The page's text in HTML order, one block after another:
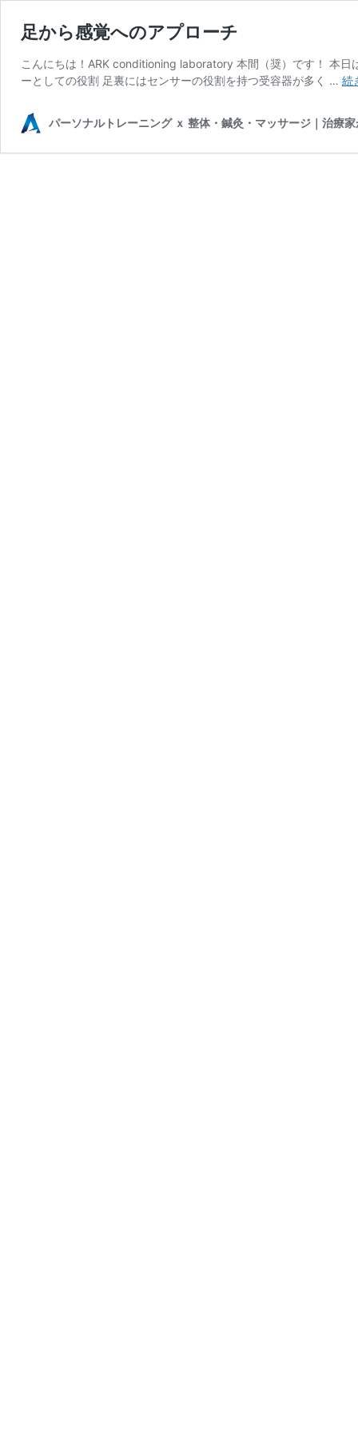
足から感覚へのアプローチ
こんにちは！ARK conditioning laboratory 本間（奨）です！ 本
ーとしての役割 足裏にはセンサーの役割を持つ受容器が多く … 続
パーソナルトレーニング ｘ 整体・鍼灸・マッサージ｜治療